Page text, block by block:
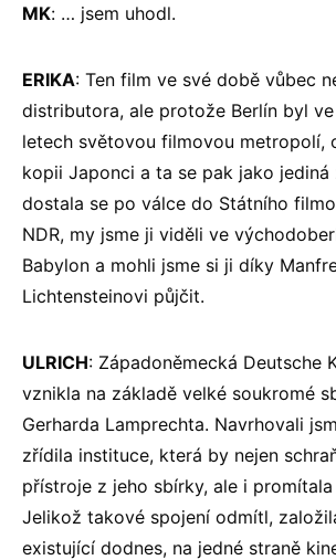
MK: … jsem uhodl.
ERIKA: Ten film ve své době vůbec
distributora, ale protože Berlín byl
letech světovou filmovou metropolí,
kopii Japonci a ta se pak jako jediná
dostala se po válce do Státního
NDR, my jsme ji viděli ve
Babylon a mohli jsme si ji díky
Lichtensteinovi půjčit.
ULRICH: Západoněmecká Deutsche
vznikla na základě velké soukromé
Gerharda Lamprechta. Navrhovali
zřídila instituce, která by nejen
přístroje z jeho sbírky, ale i
Jelikož takové spojení odmítl,
existující dodnes, na jedné straně